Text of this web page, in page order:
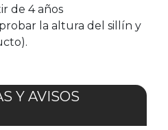
de 4 años
la altura del sillín y
Y AVISOS